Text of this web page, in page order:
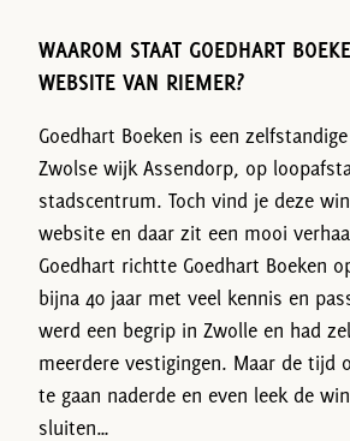
WAAROM STAAT GOEDHART
WEBSITE VAN RIEMER?
Goedhart Boeken is een
Zwolse wijk Assendorp, op
stadscentrum. Toch vind je deze
website en daar zit een mooi
Goedhart richtte Goedhart Boeken
bijna 40 jaar met veel kennis en
werd een begrip in Zwolle en had
meerdere vestigingen. Maar de tijd
te gaan naderde en even leek de
sluiten…